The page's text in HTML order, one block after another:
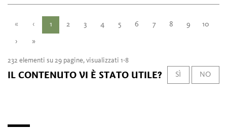
« ‹ 1 2 3 4 5 6 7 8 9 10
› »
232 elementi su 29 pagine, visualizzati 1-8
IL CONTENUTO VI È STATO UTILE? SÌ NO